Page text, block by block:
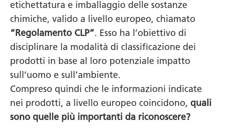
etichettatura e imballaggio delle sostanze
chimiche, valido a livello europeo, chiamato
“Regolamento CLP”. Esso ha l’obiettivo di
disciplinare la modalità di classificazione dei
prodotti in base al loro potenziale impatto
sull’uomo e sull’ambiente.
Compreso quindi che le informazioni indicate
nei prodotti, a livello europeo coincidono, quali
sono quelle più importanti da riconoscere?